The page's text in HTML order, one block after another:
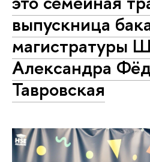
выпускница
магистратуры
Александра
Тавровская